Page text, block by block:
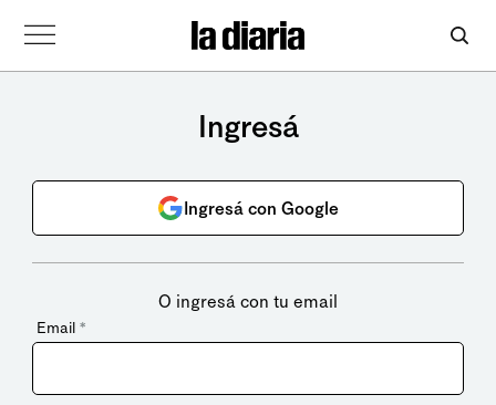
Ingresá
Ingresá con Google
O ingresá con tu email
Email *